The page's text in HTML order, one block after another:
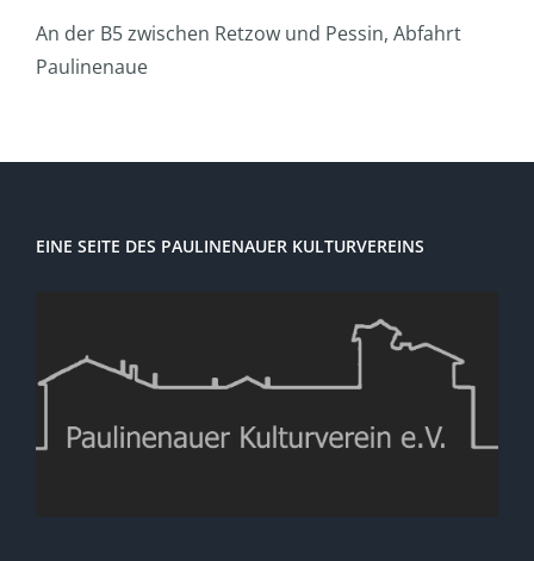
An der B5 zwischen Retzow und Pessin, Abfahrt
Paulinenaue
EINE SEITE DES PAULINENAUER KULTURVEREINS